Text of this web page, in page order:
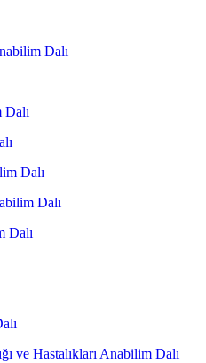
Dalı
Dalı
Dalı
Dalı
ve Hastalıkları Anabilim Dalı